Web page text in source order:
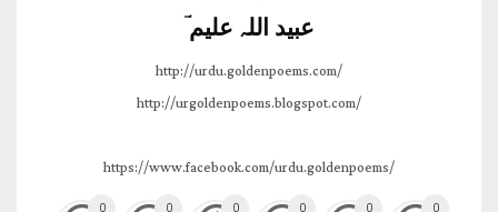
عبید اللہ علیم ؔ
http://urdu.goldenpoems.com/
http://urgoldenpoems.blogspot.com/
https://www.facebook.com/urdu.goldenpoems/
0 0 0 0 0 0